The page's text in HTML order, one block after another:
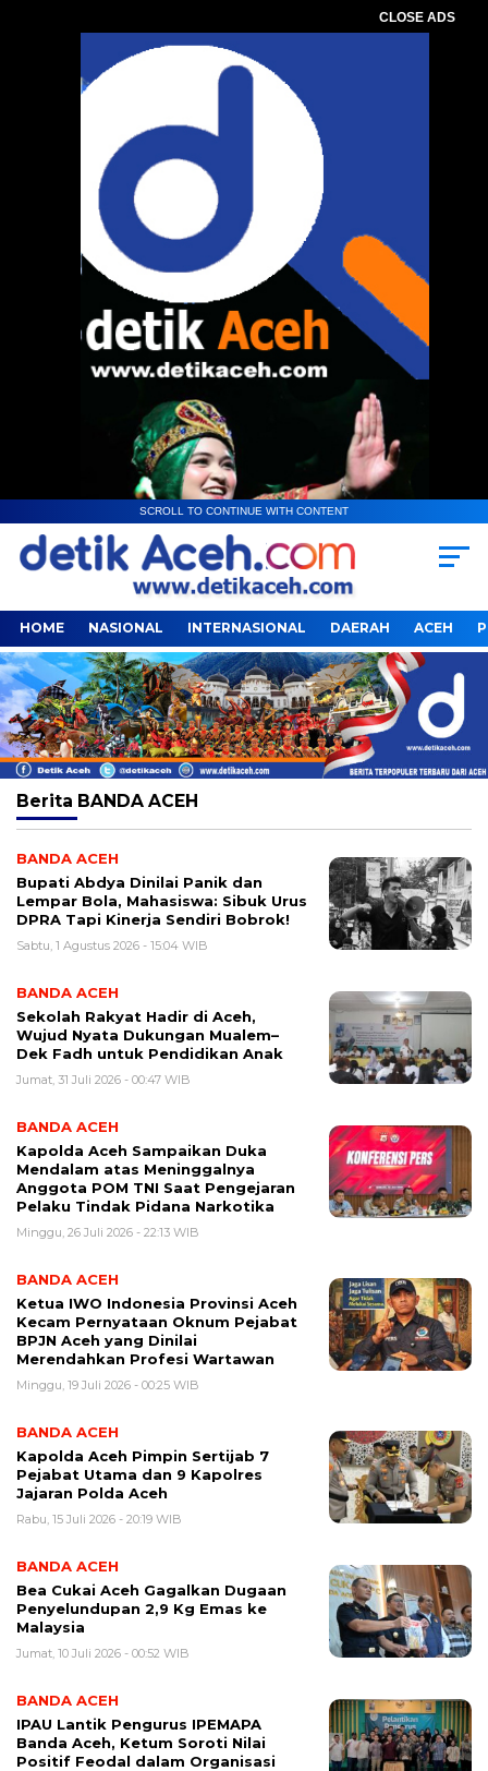
CLOSE ADS
SCROLL TO CONTINUE WITH CONTENT
HOME NASIONAL INTERNASIONAL DAERAH ACEH
Berita BANDA ACEH
BANDA ACEH
Bupati Abdya Dinilai Panik dan
Lempar Bola, Mahasiswa: Sibuk Urus
DPRA Tapi Kinerja Sendiri Bobrok!
Sabtu, 1 Agustus 2026 - 15:04 WIB
BANDA ACEH
Sekolah Rakyat Hadir di Aceh,
Wujud Nyata Dukungan Mualem–
Dek Fadh untuk Pendidikan Anak
Jumat, 31 Juli 2026 - 00:47 WIB
BANDA ACEH
Kapolda Aceh Sampaikan Duka
Mendalam atas Meninggalnya
Anggota POM TNI Saat Pengejaran
Pelaku Tindak Pidana Narkotika
Minggu, 26 Juli 2026 - 22:13 WIB
BANDA ACEH
Ketua IWO Indonesia Provinsi Aceh
Kecam Pernyataan Oknum Pejabat
BPJN Aceh yang Dinilai
Merendahkan Profesi Wartawan
Minggu, 19 Juli 2026 - 00:25 WIB
BANDA ACEH
Kapolda Aceh Pimpin Sertijab 7
Pejabat Utama dan 9 Kapolres
Jajaran Polda Aceh
Rabu, 15 Juli 2026 - 20:19 WIB
BANDA ACEH
Bea Cukai Aceh Gagalkan Dugaan
Penyelundupan 2,9 Kg Emas ke
Malaysia
Jumat, 10 Juli 2026 - 00:52 WIB
BANDA ACEH
IPAU Lantik Pengurus IPEMAPA
Banda Aceh, Ketum Soroti Nilai
Positif Feodal dalam Organisasi